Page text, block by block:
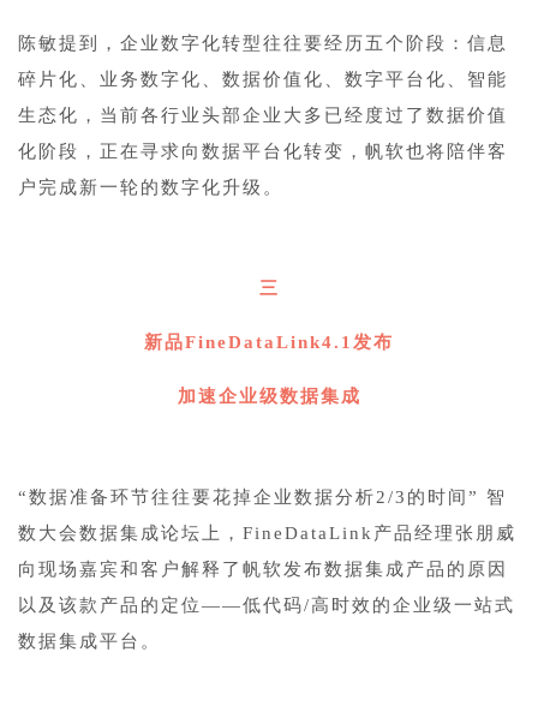
陈敏提到，企业数字化转型往往要经历五个阶段：信息
碎片化、业务数字化、数据价值化、数字平台化、智能
生态化，当前各行业头部企业大多已经度过了数据价值
化阶段，正在寻求向数据平台化转变，帆软也将陪伴客
户完成新一轮的数字化升级。
三
新品FineDataLink4.1发布
加速企业级数据集成
“数据准备环节往往要花掉企业数据分析2/3的时间” 智
数大会数据集成论坛上，FineDataLink产品经理张朋威
向现场嘉宾和客户解释了帆软发布数据集成产品的原因
以及该款产品的定位——低代码/高时效的企业级一站式
数据集成平台。